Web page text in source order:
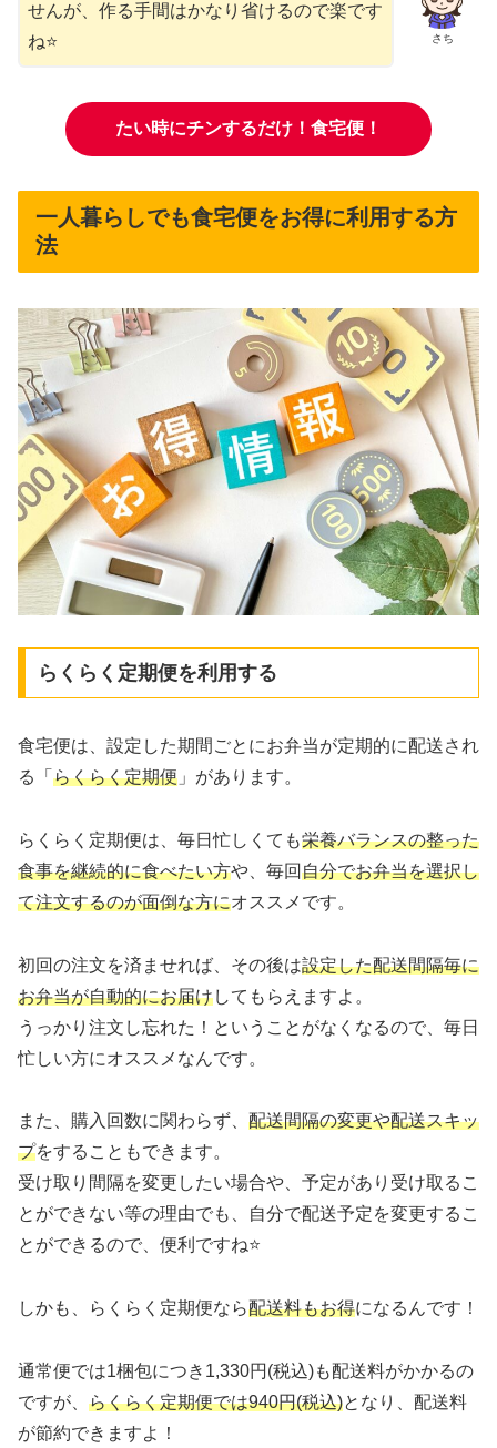
さち
せんが、作る手間はかなり省けるので楽です
ね⭐
たい時にチンするだけ！食宅便！
一人暮らしでも食宅便をお得に利用する方
法
らくらく定期便を利用する
食宅便は、設定した期間ごとにお弁当が定期的に配送され
る「 らくらく定期便 」があります。
らくらく定期便は、毎日忙しくても栄養バランスの整った
食事を継続的に食べたい方や、毎回自分でお弁当を選択し
て注文するのが面倒な方にオススメです。
初回の注文を済ませれば、その後は設定した配送間隔毎に
お弁当が自動的にお届けしてもらえますよ。
うっかり注文し忘れた！ということがなくなるので、毎日
忙しい方にオススメなんです。
また、購入回数に関わらず、 配送間隔の変更や配送スキッ
プをすることもできます。
受け取り間隔を変更したい場合や、予定があり受け取るこ
とができない等の理由でも、自分で配送予定を変更するこ
とができるので、便利ですね⭐
しかも、らくらく定期便なら配送料もお得になるんです！
通常便では1梱包につき1,330円(税込)も配送料がかかるの
ですが、 らくらく定期便では940円(税込)となり、配送料
が節約できますよ！